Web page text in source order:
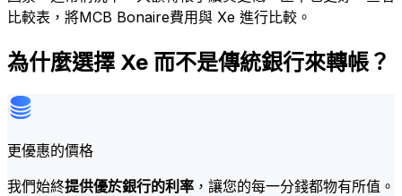
比較表，將MCB Bonaire費用與 Xe 進行比較。
為什麼選擇 Xe 而不是傳統銀行來轉帳？
更優惠的價格
我們始終提供優於銀行的利率 ，讓您的每一分錢都物有所值。